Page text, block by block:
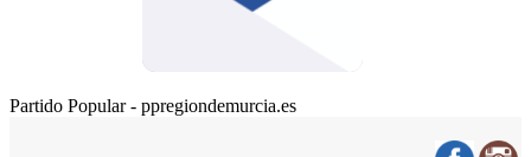
Partido Popular - ppregiondemurcia.es